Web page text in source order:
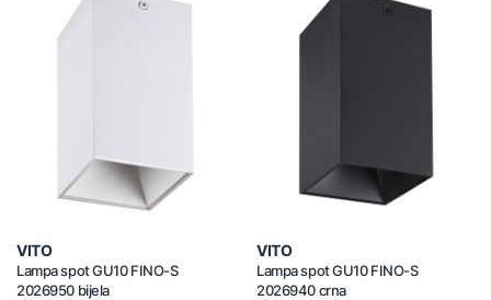
VITO
Lampa spot GU10 FINO-S
2026950 bijela
VITO
Lampa spot GU10 FINO-S
2026940 crna